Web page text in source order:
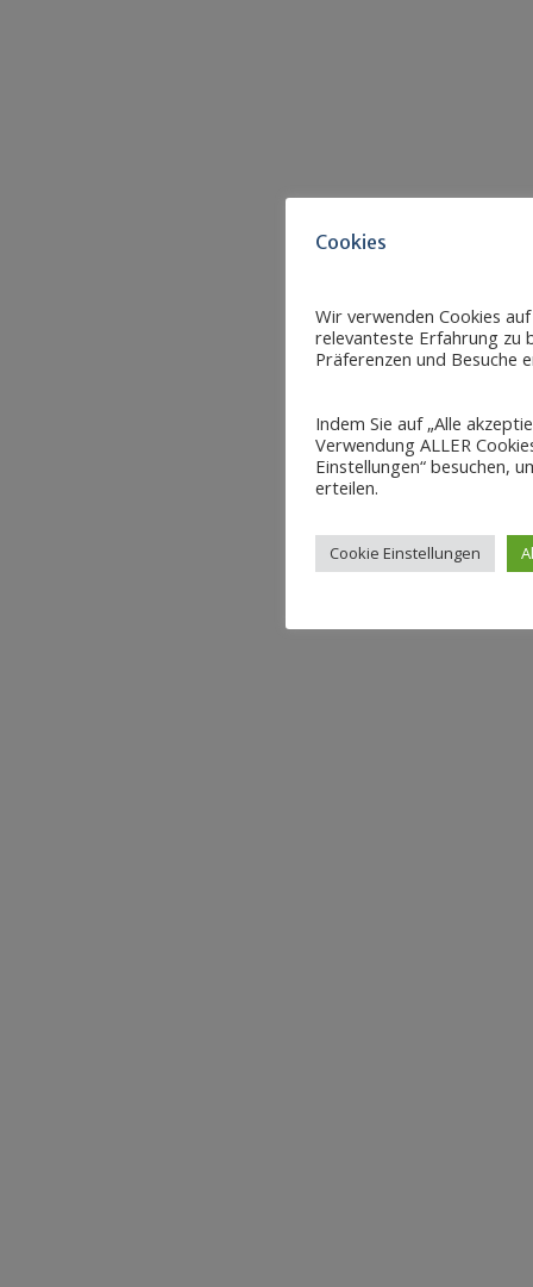
Cookies
Wir verwenden Cookies
relevanteste Erfahrung zu
Präferenzen und Besuche
Indem Sie auf „Alle
Verwendung ALLER
Einstellungen“ besuchen,
erteilen.
Cookie Einstellungen